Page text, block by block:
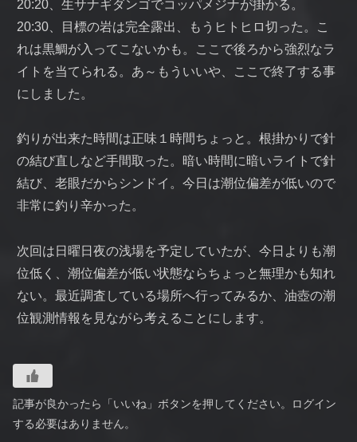
20:20、生サナギダンゴでコッパメジナが掛かる。
20:30、目標の岩は完全露出、もうヒトヒロ切った。こ
れは黒鯛が入ってこないかも。ここで後ろから強烈なラ
イトを当てられる。あ～もういいや、ここで終了する事
にしました。
釣りが出来た時間は正味１時間ちょっと。根掛かりで針
の結び直しなど手間取った。暗い時間に暗いライトで針
結び、老眼だからシンドイ。今日は潮位偏差が低いので
非常に釣り辛かった。
次回は日曜日夜の浅場を予定していたが、今日よりも潮
位低く、潮位偏差が低い状態ならちょっと無理かも知れ
ない。最近調査している場所へ行ってみるか、油壺の潮
位観測情報を見ながら考えることにします。
記事が良かったら「いいね」ボタンを押してください。ログイン
する必要はありません。